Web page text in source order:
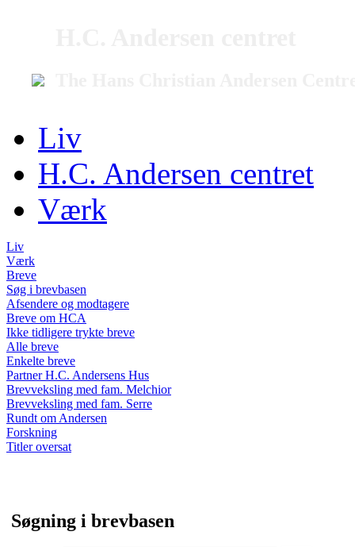
Liv
H.C. Andersen centret
Værk
Liv
Værk
Breve
Søg i brevbasen
Afsendere og modtagere
Breve om HCA
Ikke tidligere trykte breve
Alle breve
Enkelte breve
Partner H.C. Andersens Hus
Brevveksling med fam. Melchior
Brevveksling med fam. Serre
Rundt om Andersen
Forskning
Titler oversat
Søgning i brevbasen